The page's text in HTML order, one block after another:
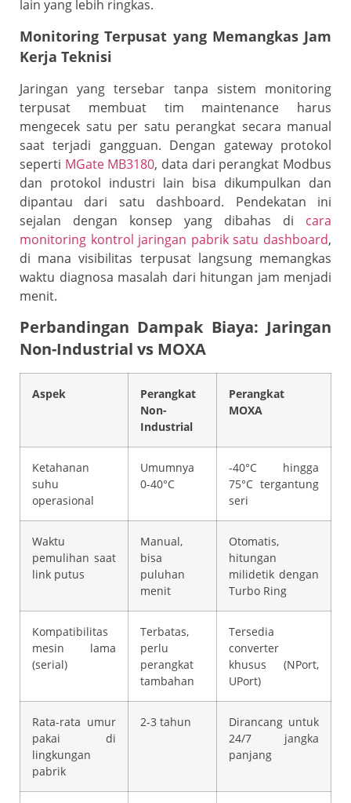
lain yang lebih ringkas.
Monitoring Terpusat yang Memangkas Jam
Kerja Teknisi
Jaringan yang tersebar tanpa sistem monitoring
terpusat membuat tim maintenance harus
mengecek satu per satu perangkat secara manual
saat terjadi gangguan. Dengan gateway protokol
seperti MGate MB3180, data dari perangkat Modbus
dan protokol industri lain bisa dikumpulkan dan
dipantau dari satu dashboard. Pendekatan ini
sejalan dengan konsep yang dibahas di
cara
monitoring kontrol jaringan pabrik satu dashboard,
di mana visibilitas terpusat langsung memangkas
waktu diagnosa masalah dari hitungan jam menjadi
menit.
Perbandingan Dampak Biaya: Jaringan
Non-Industrial vs MOXA
Aspek
Perangkat
Non-
Industrial
Perangkat
MOXA
Ketahanan
suhu
operasional
Umumnya
0-40°C
-40°C hingga
75°C tergantung
seri
Waktu
pemulihan saat
link putus
Manual,
bisa
puluhan
menit
Otomatis,
hitungan
milidetik dengan
Turbo Ring
Kompatibilitas
mesin lama
(serial)
Terbatas,
perlu
perangkat
tambahan
Tersedia
converter
khusus (NPort,
UPort)
Rata-rata umur
pakai di
lingkungan
pabrik
2-3 tahun
Dirancang untuk
24/7 jangka
panjang